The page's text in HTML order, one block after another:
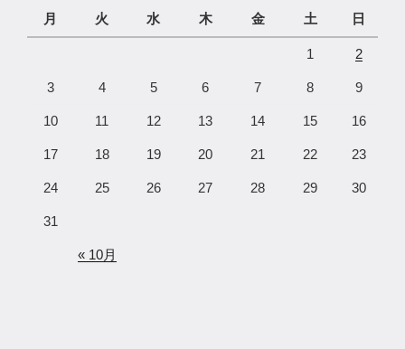
月
火 水 木 金 土 日
1 2
3 4 5 6 7 8 9
10 11 12 13 14 15 16
17 18 19 20 21 22 23
24 25 26 27 28 29 30
31
« 10月